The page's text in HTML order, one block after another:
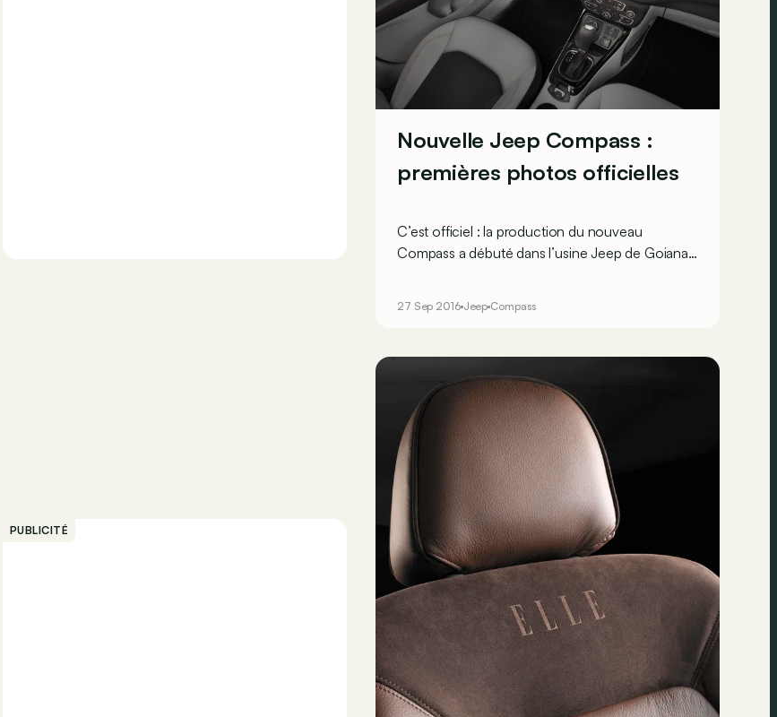
Nouvelle Jeep Compass :
premières photos officielles
C’est officiel : la production du nouveau
Compass a débuté dans l’usine Jeep de Goiana,
mondiale dans le plus grand pays d'Amérique
27 Sep 2016 Jeep Compass
PUBLICITÉ